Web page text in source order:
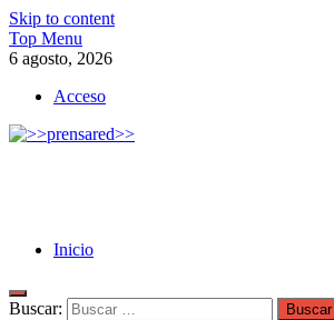
Skip to content
Top Menu
6 agosto, 2026
Acceso
Inicio
Buscar: